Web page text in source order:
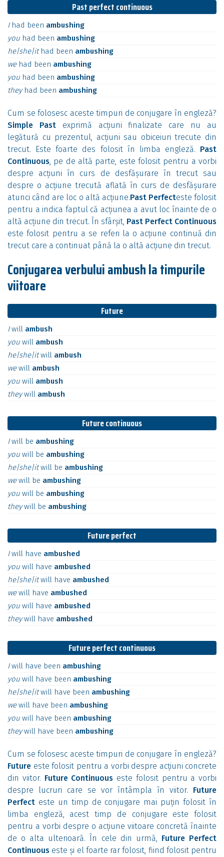
Past perfect continuous
I had been ambushing
you had been ambushing
he|she|it had been ambushing
we had been ambushing
you had been ambushing
they had been ambushing
Cum se folosesc aceste timpuri de conjugare în engleză?
Simple Pastexprimă acțiuni finalizate care nu au
legătură cu prezentul, acțiuni sau obiceiuri trecute din
trecut. Este foarte des folosit în limba engleză. Past
Continuous, pe de altă parte, este folosit pentru a vorbi
despre acțiuni în curs de desfășurare în trecut sau
despre o acțiune trecută aflată în curs de desfășurare
atunci când are loc o altă acțiune.Past Perfecteste folosit
pentru a indica faptul că acțiunea a avut loc înainte de o
altă acțiune din trecut. În sfârșit, Past Perfect Continuous
este folosit pentru a se referi la o acțiune continuă din
trecut care a continuat până la o altă acțiune din trecut.
Conjugarea verbului ambush la timpurile
viitoare
Future
Iwill ambush
you will ambush
he|she|itwill ambush
wewill ambush
you will ambush
theywill ambush
Future continuous
Iwill be ambushing
you will be ambushing
he|she|itwill be ambushing
wewill be ambushing
you will be ambushing
theywill be ambushing
Future perfect
Iwill have ambushed
you will have ambushed
he|she|itwill have ambushed
wewill have ambushed
you will have ambushed
theywill have ambushed
Future perfect continuous
Iwill have been ambushing
you will have been ambushing
he|she|itwill have been ambushing
wewill have been ambushing
you will have been ambushing
theywill have been ambushing
Cum se folosesc aceste timpuri de conjugare în engleză?
Future este folosit pentru a vorbi despre acțiuni concrete
din viitor. Future Continuous este folosit pentru a vorbi
despre lucruri care se vor întâmpla în viitor. Future
Perfect este un timp de conjugare mai puțin folosit în
limba engleză, acest timp de conjugare este folosit
pentru a vorbi despre o acțiune viitoare concretă înainte
de o alta ulterioară. În cele din urmă, Future Perfect
Continuous este și el foarte rar folosit, fiind folosit pentru